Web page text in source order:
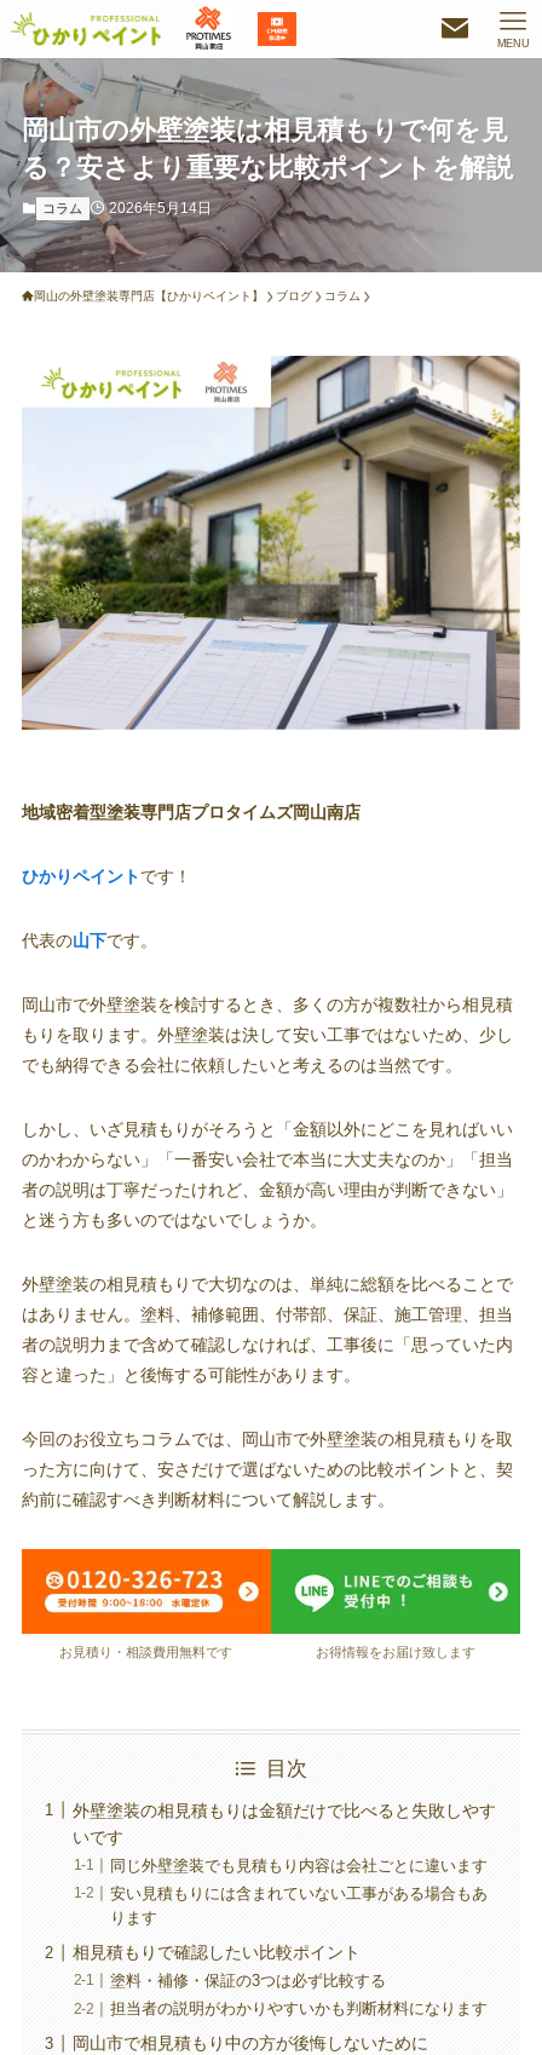
MENU
岡山市の外壁塗装は相見積もりで何を見
る？安さより重要な比較ポイントを解説
コラム 2026年5月14日
岡山の外壁塗装専門店【ひかりペイント】 ブログ コラム
地域密着型塗装専門店プロタイムズ岡山南店
ひかりペイントです！
代表の山下です。
岡山市で外壁塗装を検討するとき、多くの方が複数社から相見積
もりを取ります。外壁塗装は決して安い工事ではないため、少し
でも納得できる会社に依頼したいと考えるのは当然です。
しかし、いざ見積もりがそろうと「金額以外にどこを見ればいい
のかわからない」「一番安い会社で本当に大丈夫なのか」「担当
者の説明は丁寧だったけれど、金額が高い理由が判断できない」
と迷う方も多いのではないでしょうか。
外壁塗装の相見積もりで大切なのは、単純に総額を比べることで
はありません。塗料、補修範囲、付帯部、保証、施工管理、担当
者の説明力まで含めて確認しなければ、工事後に「思っていた内
容と違った」と後悔する可能性があります。
今回のお役立ちコラムでは、岡山市で外壁塗装の相見積もりを取
った方に向けて、安さだけで選ばないための比較ポイントと、契
約前に確認すべき判断材料について解説します。
お見積り・相談費用無料です お得情報をお届け致します
目次
外壁塗装の相見積もりは金額だけで比べると失敗しやす
いです
同じ外壁塗装でも見積もり内容は会社ごとに違います
安い見積もりには含まれていない工事がある場合もあ
ります
相見積もりで確認したい比較ポイント
塗料・補修・保証の3つは必ず比較する
担当者の説明がわかりやすいかも判断材料になります
岡山市で相見積もり中の方が後悔しないために